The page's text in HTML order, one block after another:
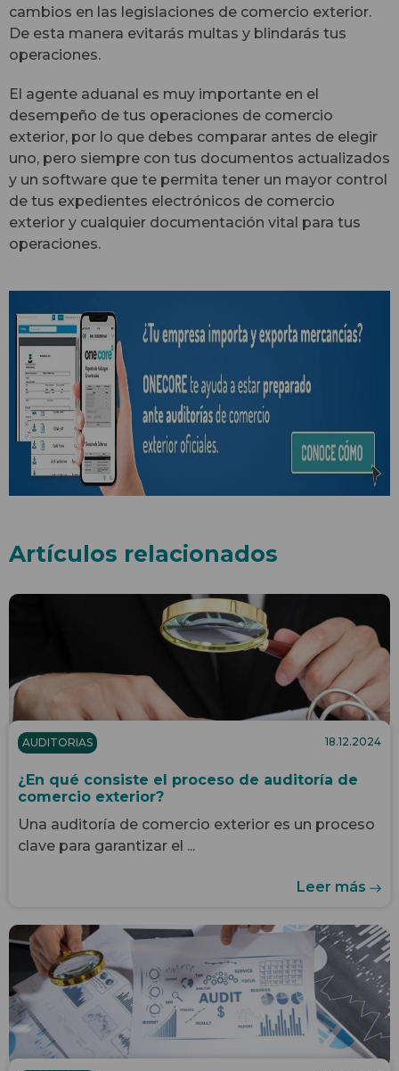
cambios en las legislaciones de comercio exterior.
De esta manera evitarás multas y blindarás tus
operaciones.
El agente aduanal es muy importante en el
desempeño de tus operaciones de comercio
exterior, por lo que debes comparar antes de elegir
uno, pero siempre con tus documentos actualizados
y un software que te permita tener un mayor control
de tus expedientes electrónicos de comercio
exterior y cualquier documentación vital para tus
operaciones.
Artículos relacionados
AUDITORIAS 18.12.2024
¿En qué consiste el proceso de auditoría de
comercio exterior?
Una auditoría de comercio exterior es un proceso
clave para garantizar el ...
Leer más